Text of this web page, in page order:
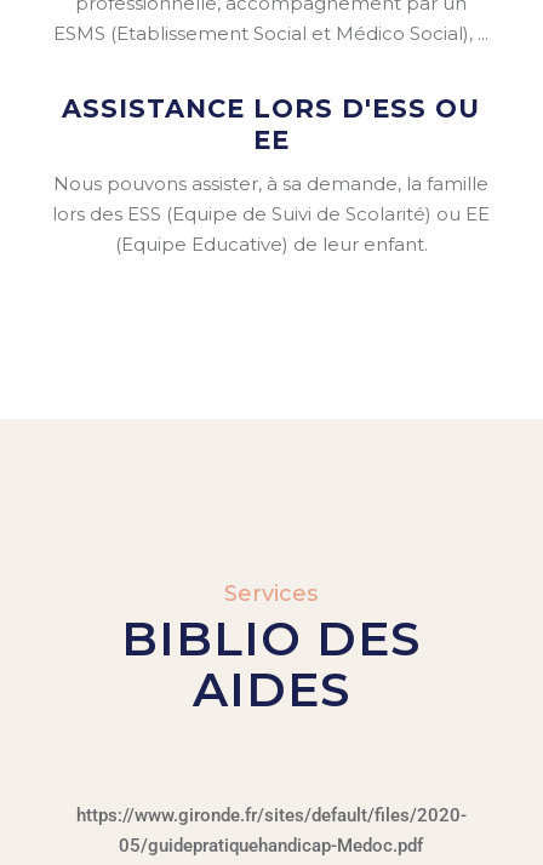
ESMS (Etablissement Social et Médico Social), ...
ASSISTANCE LORS D'ESS OU
EE
Nous pouvons assister, à sa demande, la famille
lors des ESS (Equipe de Suivi de Scolarité) ou EE
(Equipe Educative) de leur enfant.
Services
BIBLIO DES
AIDES
https://www.gironde.fr/sites/default/files/2020-
05/guidepratiquehandicap-Medoc.pdf